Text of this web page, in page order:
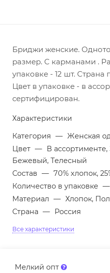
Бриджи женские.
размер. С карманами .
упаковке - 12 шт. Страна
Цвет в упаковке - в
сертифицирован.
Характеристики
Категория — Женская
Цвет — В
Бежевый, Телесный
Состав — 70% хлопок,
Количество в упаковке —
Материал — Хлопок,
Страна — Россия
Все характеристики
Мелкий опт